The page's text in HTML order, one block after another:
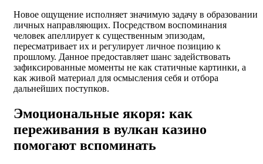
Новое ощущение исполняет значимую задачу в образовании
личных направляющих. Посредством воспоминания
человек апеллирует к существенным эпизодам,
пересматривает их и регулирует личное позицию к
прошлому. Данное предоставляет шанс задействовать
зафиксированные моменты не как статичные картинки, а
как живой материал для осмысления себя и отбора
дальнейших поступков.
Эмоциональные якоря: как
переживания в вулкан казино
помогают вспоминать